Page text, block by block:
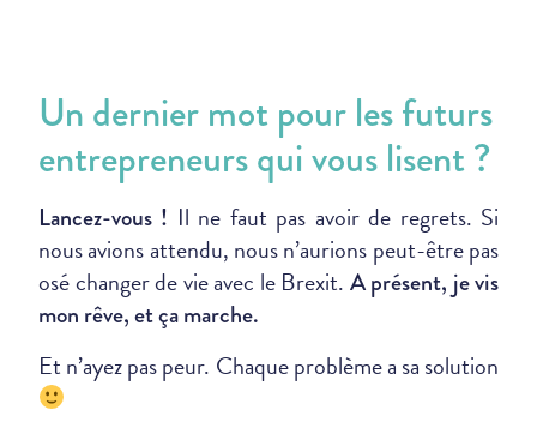
Un dernier mot pour les futurs
entrepreneurs qui vous lisent ?
Lancez-vous ! Il ne faut pas avoir de regrets. Si
nous avions attendu, nous n’aurions peut-être pas
osé changer de vie avec le Brexit. A présent, je vis
mon rêve, et ça marche.
Et n’ayez pas peur. Chaque problème a sa solution